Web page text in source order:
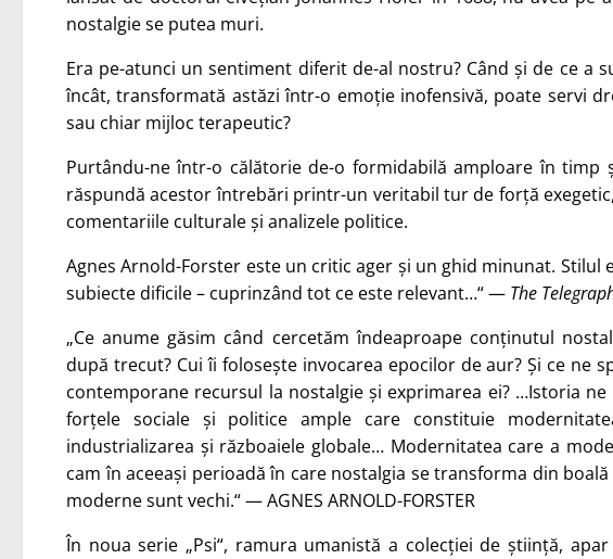
nostalgie se putea muri.
Era pe-atunci un sentiment diferit de-al nostru? Când și de ce a
încât, transformată astăzi într-o emoție inofensivă, poate servi
sau chiar mijloc terapeutic?
Purtându-ne într-o călătorie de-o formidabilă amploare în timp
răspundă acestor întrebări printr-un veritabil tur de forță
comentariile culturale și analizele politice.
Agnes Arnold-Forster este un critic ager și un ghid minunat. Stilul
subiecte dificile – cuprinzând tot ce este relevant…“ — The
„Ce anume găsim când cercetăm îndeaproape conținutul
după trecut? Cui îi folosește invocarea epocilor de aur? Și ce ne
contemporane recursul la nostalgie și exprimarea ei? …Istoria
forțele sociale și politice ample care constituie
industrializarea și războaiele globale… Modernitatea care a
cam în aceeași perioadă în care nostalgia se transforma din
moderne sunt vechi.“ — AGNES ARNOLD-FORSTER
În noua serie „Psi“, ramura umanistă a colecției de știință,